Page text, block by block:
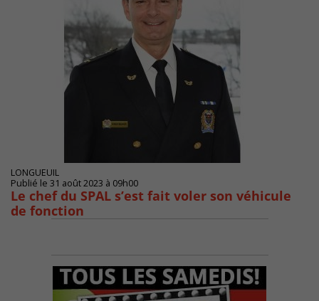
LONGUEUIL
Publié le 31 août 2023 à 09h00
Le chef du SPAL s’est fait voler son véhicule
de fonction